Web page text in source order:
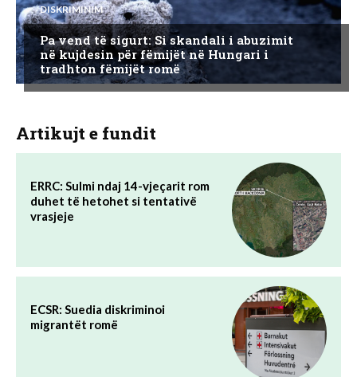
DISKRIMINIM
Pa vend të sigurt: Si skandali i abuzimit
në kujdesin për fëmijët në Hungari i
tradhton fëmijët romë
Artikujt e fundit
ERRC: Sulmi ndaj 14-vjeçarit rom
duhet të hetohet si tentativë
vrasjeje
ECSR: Suedia diskriminoi
migrantët romë